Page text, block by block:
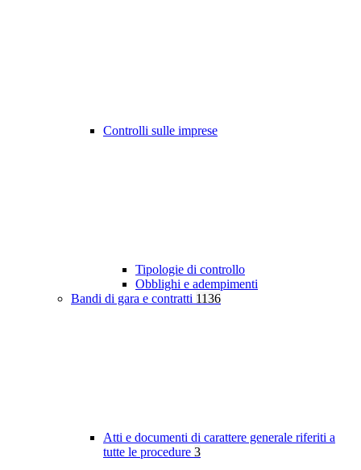
Controlli sulle imprese
Tipologie di controllo
Obblighi e adempimenti
Bandi di gara e contratti 1136
Atti e documenti di carattere generale riferiti a
tutte le procedure 3